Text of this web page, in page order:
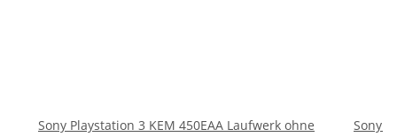
Sony Playstation 3 KEM 450EAA Laufwerk ohne
Sony